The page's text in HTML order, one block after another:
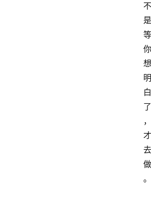
不
是
等
你
想
明
白
了
，
才
去
做
。